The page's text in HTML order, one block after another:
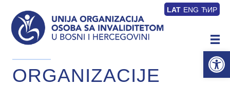
LAT ENG ЋИР
ORGANIZACIJE